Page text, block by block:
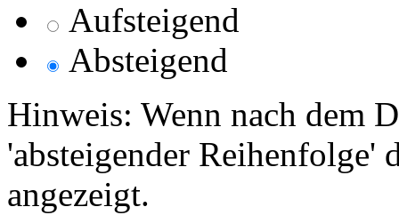
Aufsteigend
Absteigend
Hinweis: Wenn nach dem
'absteigender Reihenfolge'
angezeigt.